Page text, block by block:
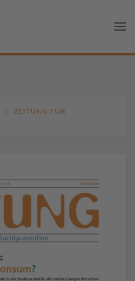
ZEITUNG FÜR